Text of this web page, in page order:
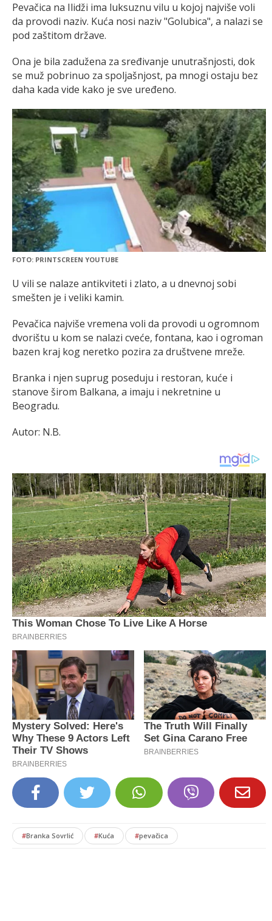
Pevačica na Ilidži ima luksuznu vilu u kojoj najviše voli
da provodi naziv. Kuća nosi naziv "Golubica", a nalazi se
pod zaštitom države.
Ona je bila zadužena za sređivanje unutrašnjosti, dok
se muž pobrinuo za spoljašnjost, pa mnogi ostaju bez
daha kada vide kako je sve uređeno.
FOTO: PRINTSCREEN YOUTUBE
U vili se nalaze antikviteti i zlato, a u dnevnoj sobi
smešten je i veliki kamin.
Pevačica najviše vremena voli da provodi u ogromnom
dvorištu u kom se nalazi cveće, fontana, kao i ogroman
bazen kraj kog neretko pozira za društvene mreže.
Branka i njen suprug poseduju i restoran, kuće i
stanove širom Balkana, a imaju i nekretnine u
Beogradu.
Autor: N.B.
#Branka Sovrlić #Kuća #pevačica